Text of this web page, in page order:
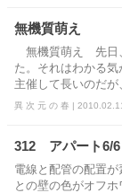
無機質萌え
無機質萌え 先日
た。それはわかる
主催して長いのだが
異 次 元 の 春 |
312 アパート6/
電線と配管の配置
との壁の色がオフ